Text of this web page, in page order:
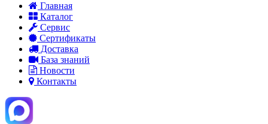
Главная
Каталог
Сервис
Сертификаты
Доставка
База знаний
Новости
Контакты